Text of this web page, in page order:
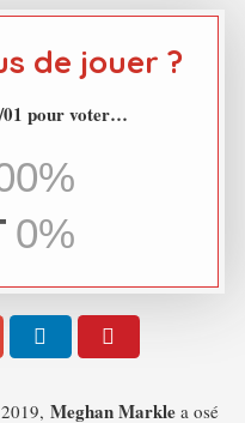
de jouer ?
01 pour voter…
0%
Meghan Marklea osé